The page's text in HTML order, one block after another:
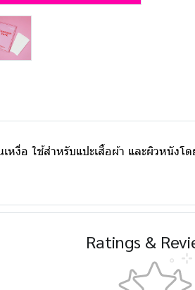
หงื่อ ใช้สำหรับแปะเสื้อผ้า และผิวหนัง
Ratings &